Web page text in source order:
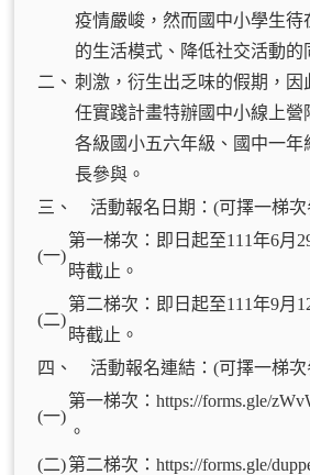
二、
疫情嚴峻，然而國中小學生待
的生活模式、降低社交活動的
刺激，衍生出乏味的假期，因
任實踐計畫特辦國中小線上營
各級國小五六年級、國中一年
長參與。
三、
活動報名日期：(可擇一梯
(一)
第一梯次：即日起至111年6月
時截止。
(二)
第二梯次：即日起至111年9月
時截止。
四、
活動報名連結：(可擇一梯
(一)
第一梯次：https://forms.gle/
。
(二)第二梯次：https://forms.gle/